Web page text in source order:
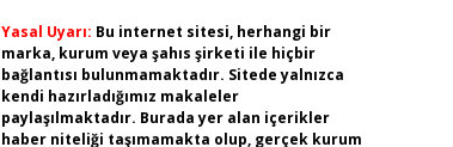
Yasal Uyarı: Bu internet sitesi, herhangi bir
marka, kurum veya şahıs şirketi ile hiçbir
bağlantısı bulunmamaktadır. Sitede yalnızca
kendi hazırladığımız makaleler
paylaşılmaktadır. Burada yer alan içerikler
haber niteliği taşımamakta olup, gerçek kurum